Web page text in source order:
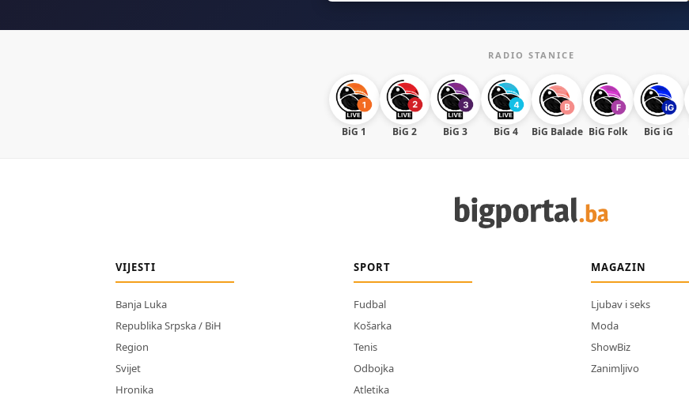
RADIO STANICE
BiG 1 BiG 2 BiG 3 BiG 4 BiG Balade BiG Folk BiG iG
VIJESTI
Banja Luka
Republika Srpska / BiH
Region
Svijet
Hronika
SPORT
Fudbal
Košarka
Tenis
Odbojka
Atletika
MAGAZIN
Ljubav i seks
Moda
ShowBiz
Zanimljivo